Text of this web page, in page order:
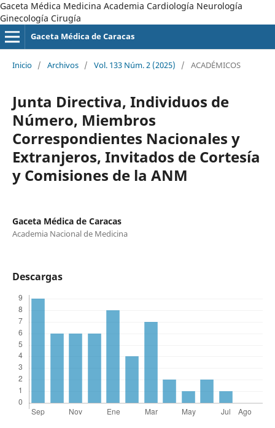
Gaceta Médica Medicina Academia Cardiología Neurología
Ginecología Cirugía
Gaceta Médica de Caracas
Inicio / Archivos / Vol. 133 Núm. 2 (2025) / ACADÉMICOS
Junta Directiva, Individuos de
Número, Miembros
Correspondientes Nacionales y
Extranjeros, Invitados de Cortesía
y Comisiones de la ANM
Gaceta Médica de Caracas
Academia Nacional de Medicina
Descargas